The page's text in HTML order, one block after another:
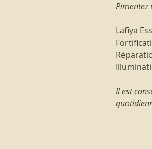
Pimentez
Lafiya
Il est